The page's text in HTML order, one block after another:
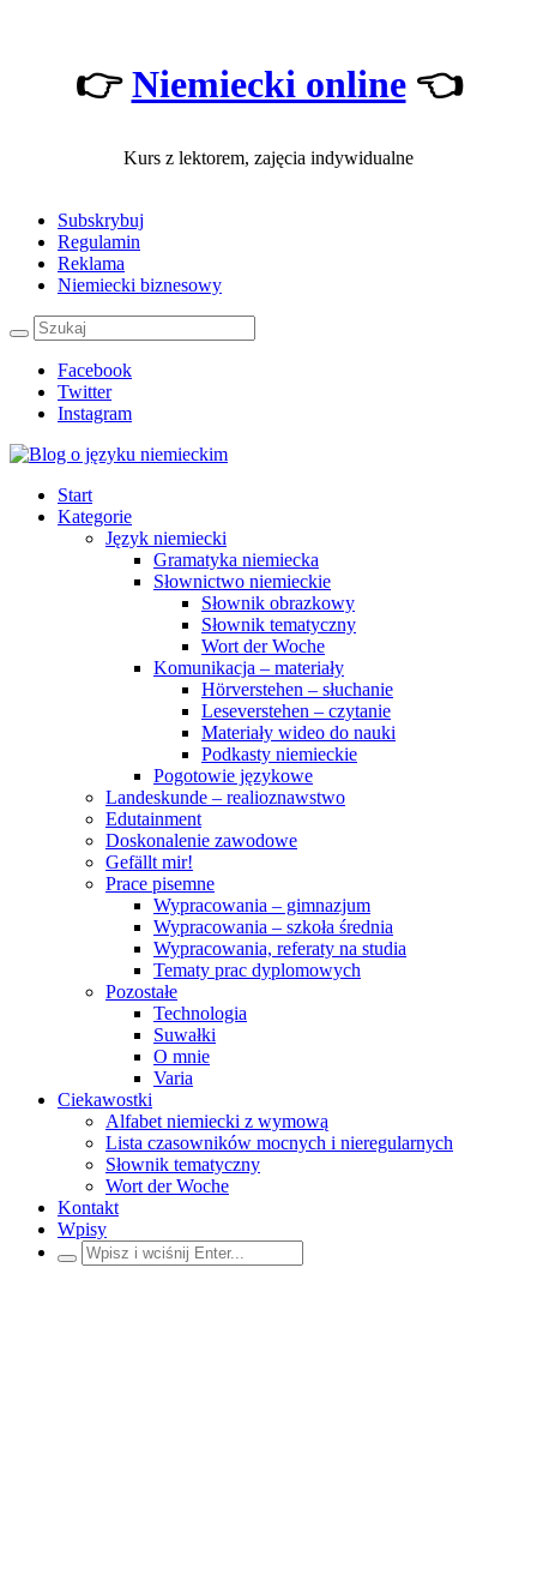
👉Niemiecki online👈
Kurs z lektorem, zajęcia indywidualne
Subskrybuj
Regulamin
Reklama
Niemiecki biznesowy
Facebook
Twitter
Instagram
Start
Kategorie
Język niemiecki
Gramatyka niemiecka
Słownictwo niemieckie
Słownik obrazkowy
Słownik tematyczny
Wort der Woche
Komunikacja – materiały
Hörverstehen – słuchanie
Leseverstehen – czytanie
Materiały wideo do nauki
Podkasty niemieckie
Pogotowie językowe
Landeskunde – realioznawstwo
Edutainment
Doskonalenie zawodowe
Gefällt mir!
Prace pisemne
Wypracowania – gimnazjum
Wypracowania – szkoła średnia
Wypracowania, referaty na studia
Tematy prac dyplomowych
Pozostałe
Technologia
Suwałki
O mnie
Varia
Ciekawostki
Alfabet niemiecki z wymową
Lista czasowników mocnych i nieregularnych
Słownik tematyczny
Wort der Woche
Kontakt
Wpisy